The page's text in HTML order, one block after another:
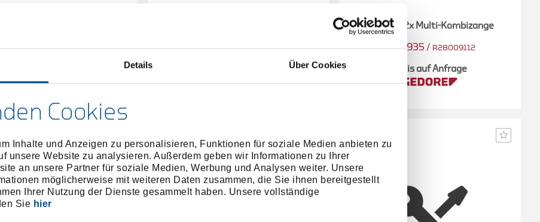
Details Über Cookies
Cookies
Inhalte und Anzeigen zu personalisieren, Funktionen für soziale Medien anbieten zu
unsere Website zu analysieren. Außerdem geben wir Informationen zu Ihrer
an unsere Partner für soziale Medien, Werbung und Analysen weiter. Unsere
möglicherweise mit weiteren Daten zusammen, die Sie ihnen bereitgestellt
Ihrer Nutzung der Dienste gesammelt haben. Unsere vollständige
Sie hier
3300184/ R21009138 3301934/ R28009012
Display 12x Multi-Kombizange
3301935 / R28009112
Preis auf Anfrage